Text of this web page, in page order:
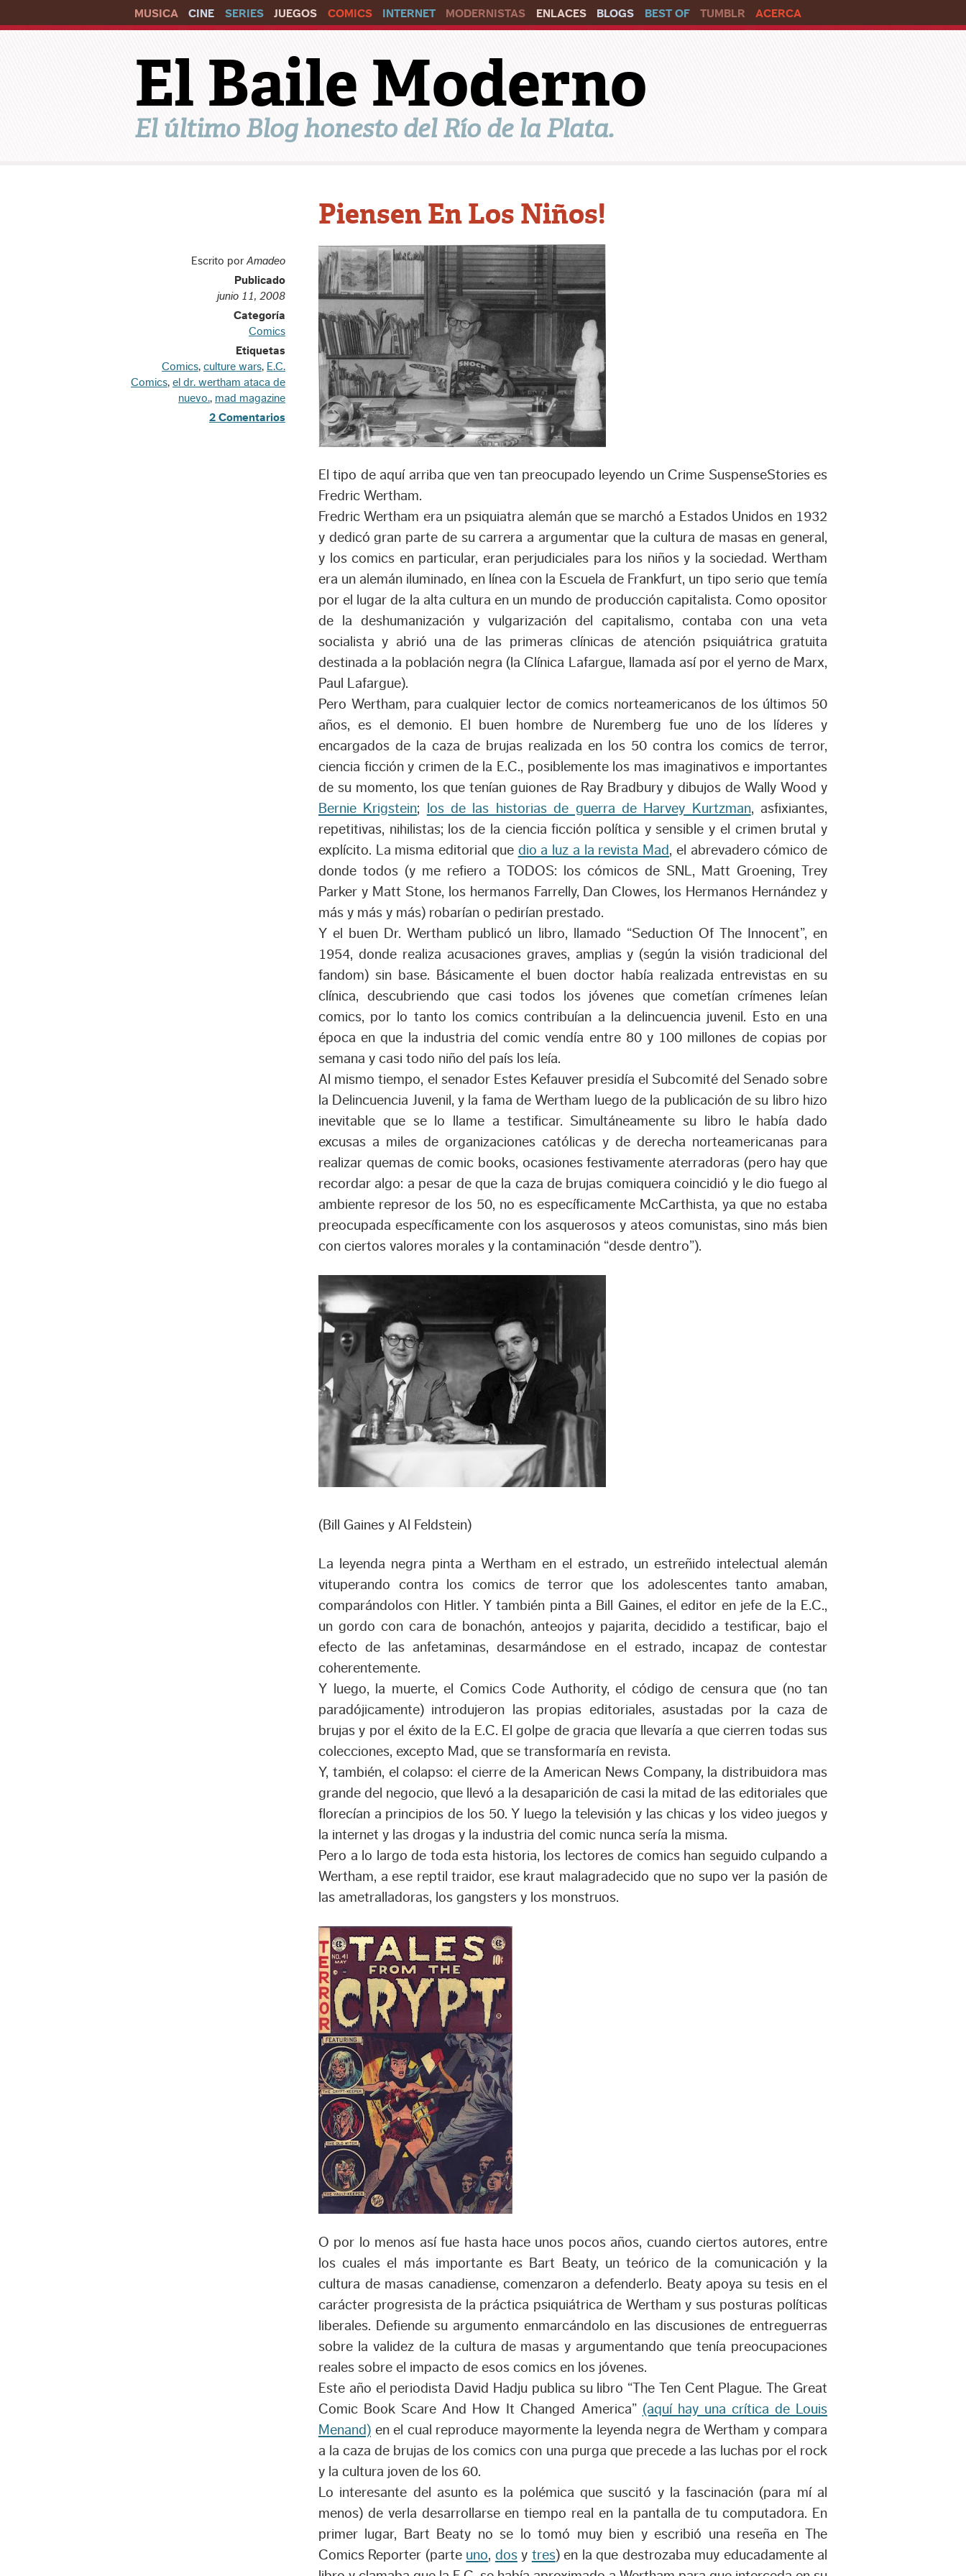
MUSICA CINE SERIES JUEGOS COMICS INTERNET MODERNISTAS ENLACES BLOGS BEST OF TUMBLR ACERCA
El Baile Moderno
El último Blog honesto del Río de la Plata.
Escrito porAmadeo
Publicado
junio 11, 2008
Categoría
Comics
Etiquetas
Comics, culture wars, E.C.
Comics, el dr. wertham ataca de
nuevo., mad magazine
2 Comentarios
Piensen En Los Niños!
El tipo de aquí arriba que ven tan preocupado leyendo un Crime SuspenseStories es
Fredric Wertham.
Fredric Wertham era un psiquiatra alemán que se marchó a Estados Unidos en 1932
y dedicó gran parte de su carrera a argumentar que la cultura de masas en general,
y los comics en particular, eran perjudiciales para los niños y la sociedad. Wertham
era un alemán iluminado, en línea con la Escuela de Frankfurt, un tipo serio que temía
por el lugar de la alta cultura en un mundo de producción capitalista. Como opositor
de la deshumanización y vulgarización del capitalismo, contaba con una veta
socialista y abrió una de las primeras clínicas de atención psiquiátrica gratuita
destinada a la población negra (la Clínica Lafargue, llamada así por el yerno de Marx,
Paul Lafargue).
Pero Wertham, para cualquier lector de comics norteamericanos de los últimos 50
años, es el demonio. El buen hombre de Nuremberg fue uno de los líderes y
encargados de la caza de brujas realizada en los 50 contra los comics de terror,
ciencia ficción y crimen de la E.C., posiblemente los mas imaginativos e importantes
de su momento, los que tenían guiones de Ray Bradbury y dibujos de Wally Wood y
Bernie Krigstein; los de las historias de guerra de Harvey Kurtzman, asfixiantes,
repetitivas, nihilistas; los de la ciencia ficción política y sensible y el crimen brutal y
explícito. La misma editorial que dio a luz a la revista Mad , el abrevadero cómico de
donde todos (y me refiero a TODOS: los cómicos de SNL, Matt Groening, Trey
Parker y Matt Stone, los hermanos Farrelly, Dan Clowes, los Hermanos Hernández y
más y más y más) robarían o pedirían prestado.
Y el buen Dr. Wertham publicó un libro, llamado “Seduction Of The Innocent”, en
1954, donde realiza acusaciones graves, amplias y (según la visión tradicional del
fandom) sin base. Básicamente el buen doctor había realizada entrevistas en su
clínica, descubriendo que casi todos los jóvenes que cometían crímenes leían
comics, por lo tanto los comics contribuían a la delincuencia juvenil. Esto en una
época en que la industria del comic vendía entre 80 y 100 millones de copias por
semana y casi todo niño del país los leía.
Al mismo tiempo, el senador Estes Kefauver presidía el Subcomité del Senado sobre
la Delincuencia Juvenil, y la fama de Wertham luego de la publicación de su libro hizo
inevitable que se lo llame a testificar. Simultáneamente su libro le había dado
excusas a miles de organizaciones católicas y de derecha norteamericanas para
realizar quemas de comic books, ocasiones festivamente aterradoras (pero hay que
recordar algo: a pesar de que la caza de brujas comiquera coincidió y le dio fuego al
ambiente represor de los 50, no es específicamente McCarthista, ya que no estaba
preocupada específicamente con los asquerosos y ateos comunistas, sino más bien
con ciertos valores morales y la contaminación “desde dentro”).
(Bill Gaines y Al Feldstein)
La leyenda negra pinta a Wertham en el estrado, un estreñido intelectual alemán
vituperando contra los comics de terror que los adolescentes tanto amaban,
comparándolos con Hitler. Y también pinta a Bill Gaines, el editor en jefe de la E.C.,
un gordo con cara de bonachón, anteojos y pajarita, decidido a testificar, bajo el
efecto de las anfetaminas, desarmándose en el estrado, incapaz de contestar
coherentemente.
Y luego, la muerte, el Comics Code Authority, el código de censura que (no tan
paradójicamente) introdujeron las propias editoriales, asustadas por la caza de
brujas y por el éxito de la E.C. El golpe de gracia que llevaría a que cierren todas sus
colecciones, excepto Mad, que se transformaría en revista.
Y, también, el colapso: el cierre de la American News Company, la distribuidora mas
grande del negocio, que llevó a la desaparición de casi la mitad de las editoriales que
florecían a principios de los 50. Y luego la televisión y las chicas y los video juegos y
la internet y las drogas y la industria del comic nunca sería la misma.
Pero a lo largo de toda esta historia, los lectores de comics han seguido culpando a
Wertham, a ese reptil traidor, ese kraut malagradecido que no supo ver la pasión de
las ametralladoras, los gangsters y los monstruos.
O por lo menos así fue hasta hace unos pocos años, cuando ciertos autores, entre
los cuales el más importante es Bart Beaty, un teórico de la comunicación y la
cultura de masas canadiense, comenzaron a defenderlo. Beaty apoya su tesis en el
carácter progresista de la práctica psiquiátrica de Wertham y sus posturas políticas
liberales. Defiende su argumento enmarcándolo en las discusiones de entreguerras
sobre la validez de la cultura de masas y argumentando que tenía preocupaciones
reales sobre el impacto de esos comics en los jóvenes.
Este año el periodista David Hadju publica su libro “The Ten Cent Plague. The Great
Comic Book Scare And How It Changed America” (aquí hay una crítica de Louis
Menand) en el cual reproduce mayormente la leyenda negra de Wertham y compara
a la caza de brujas de los comics con una purga que precede a las luchas por el rock
y la cultura joven de los 60.
Lo interesante del asunto es la polémica que suscitó y la fascinación (para mí al
menos) de verla desarrollarse en tiempo real en la pantalla de tu computadora. En
primer lugar, Bart Beaty no se lo tomó muy bien y escribió una reseña en The
Comics Reporter (parte uno, dosy tres) en la que destrozaba muy educadamente al